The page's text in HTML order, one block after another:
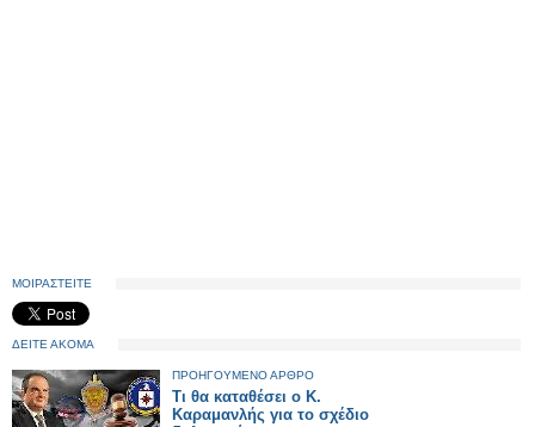
ΜΟΙΡΑΣΤΕΙΤΕ
ΔΕΙΤΕ ΑΚΟΜΑ
ΠΡΟΗΓΟΥΜΕΝΟ ΑΡΘΡΟ
Τι θα καταθέσει ο Κ.
Καραμανλής για το σχέδιο